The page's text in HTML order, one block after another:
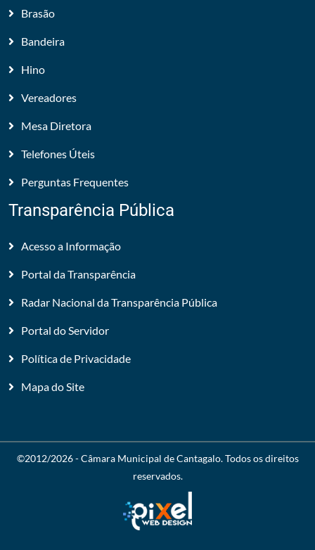
Brasão
Bandeira
Hino
Vereadores
Mesa Diretora
Telefones Úteis
Perguntas Frequentes
Transparência Pública
Acesso a Informação
Portal da Transparência
Radar Nacional da Transparência Pública
Portal do Servidor
Política de Privacidade
Mapa do Site
©2012/2026 -Câmara Municipal de Cantagalo. Todos os direitos
reservados.